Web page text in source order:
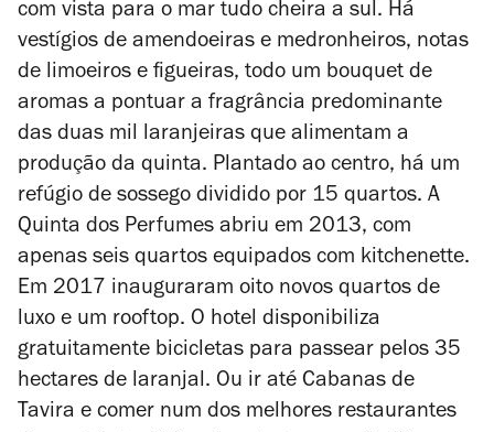
com vista para o mar tudo cheira a sul. Há
vestígios de amendoeiras e medronheiros, notas
de limoeiros e figueiras, todo um bouquet de
aromas a pontuar a fragrância predominante
das duas mil laranjeiras que alimentam a
produção da quinta. Plantado ao centro, há um
refúgio de sossego dividido por 15 quartos. A
Quinta dos Perfumes abriu em 2013, com
apenas seis quartos equipados com kitchenette.
Em 2017 inauguraram oito novos quartos de
luxo e um rooftop. O hotel disponibiliza
gratuitamente bicicletas para passear pelos 35
hectares de laranjal. Ou ir até Cabanas de
Tavira e comer num dos melhores restaurantes